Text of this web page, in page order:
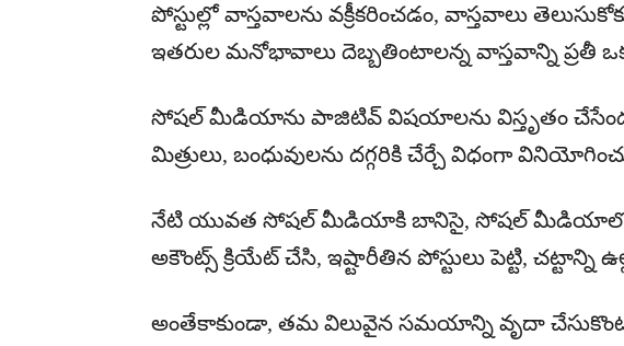
పోస్టుల్లో వాస్తవాలను వక్రీకరించడం, వాస్తవాలు
ఇతరుల మనోభావాలు దెబ్బతింటాలన్న వాస్తవాన్ని ప్రతీ
సోషల్ మీడియాను పాజిటివ్ విషయాలను విస్తృతం
మిత్రులు, బంధువులను దగ్గరికి చేర్చే విధంగా
నేటి యువత సోషల్ మీడియాకి బానిసై, సోషల్ మీడియాలో
అకౌంట్స్ క్రియేట్ చేసి, ఇష్టారీతిన పోస్టులు పెట్టి, చట్టాన్ని
అంతేకాకుండా, తమ విలువైన సమయాన్ని వృదా